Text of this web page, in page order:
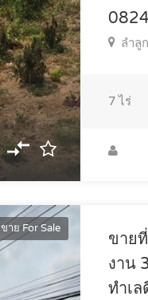
ลำลู
7ไร่
ขาย For Sale
ขาย
งาน
ทำเ